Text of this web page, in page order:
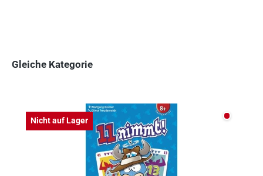
Gleiche Kategorie
Nicht auf Lager Nicht